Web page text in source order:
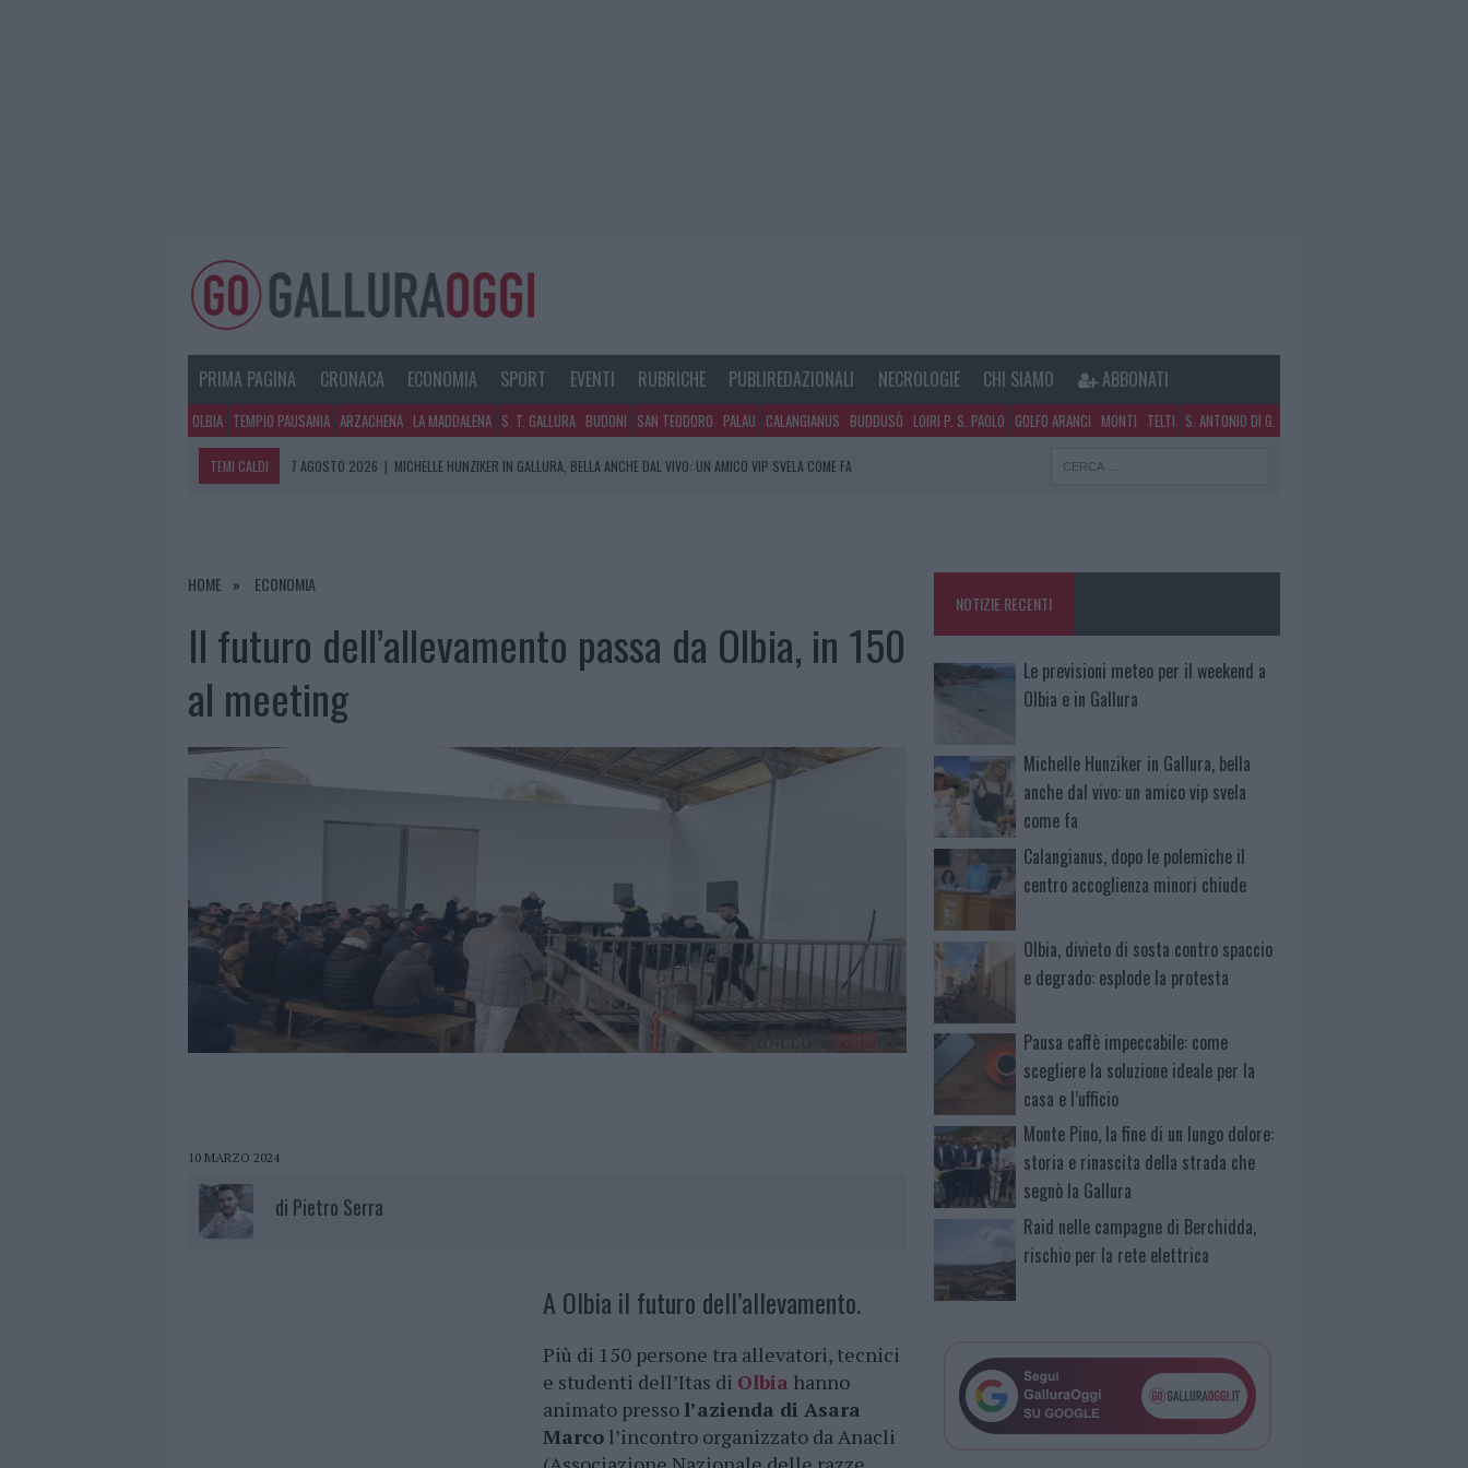
PRIMA PAGINA CRONACA ECONOMIA SPORT EVENTI RUBRICHE PUBLIREDAZIONALI NECROLOGIE CHI SIAMO ABBONATI
OLBIA TEMPIO PAUSANIA ARZACHENA LA MADDALENA S. T. GALLURA BUDONI SAN TEODORO PALAU CALANGIANUS BUDDUSÒ LOIRI P. S. PAOLO GOLFO ARANCI MONTI TELTI S. ANTONIO DI G.
TEMI CALDI 7 AGOSTO 2026 | MICHELLE HUNZIKER IN GALLURA, BELLA ANCHE DAL VIVO: UN AMICO VIP SVELA COME FA
7 AGOSTO 2026 |
HOME ECONOMIA
Il futuro dell’allevamento passa da Olbia, in 150
al meeting
10 MARZO 2024
di Pietro Serra
A Olbia il futuro dell’allevamento.
Più di 150 persone tra allevatori, tecnici
e studenti dell’Itas di Olbia hanno
animato presso l’azienda di Asara
Marco l’incontro organizzato da Anacli
NOTIZIE RECENTI
Le previsioni meteo per il weekend a
Olbia e in Gallura
Michelle Hunziker in Gallura, bella
anche dal vivo: un amico vip svela
come fa
Calangianus, dopo le polemiche il
centro accoglienza minori chiude
Olbia, divieto di sosta contro spaccio
e degrado: esplode la protesta
Pausa caffè impeccabile: come
scegliere la soluzione ideale per la
casa e l’ufficio
Monte Pino, la fine di un lungo dolore:
storia e rinascita della strada che
segnò la Gallura
Raid nelle campagne di Berchidda,
rischio per la rete elettrica